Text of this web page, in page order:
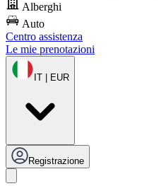
Alberghi
Auto
Centro assistenza
Le mie prenotazioni
IT | EUR
Registrazione